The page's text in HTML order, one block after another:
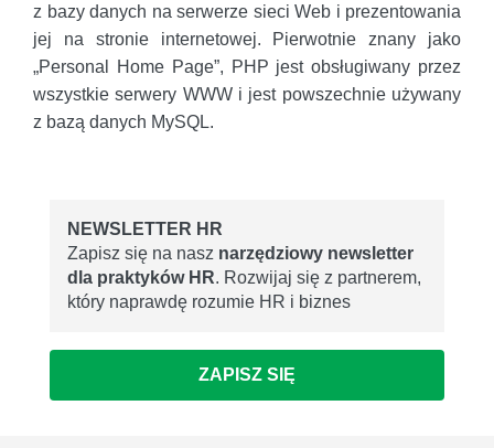
z bazy danych na serwerze sieci Web i prezentowania
jej na stronie internetowej. Pierwotnie znany jako
„Personal Home Page”, PHP jest obsługiwany przez
wszystkie serwery WWW i jest powszechnie używany
z bazą danych MySQL.
NEWSLETTER HR
Zapisz się na nasz narzędziowy newsletter
dla praktyków HR. Rozwijaj się z partnerem,
który naprawdę rozumie HR i biznes
ZAPISZ SIĘ